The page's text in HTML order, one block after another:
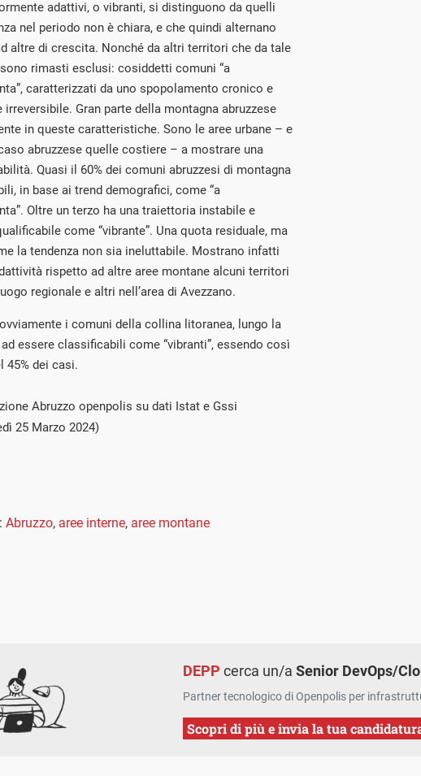
adattivi, o vibranti, si distinguono da quelli
nel periodo non è chiara, e che quindi alternano
altre di crescita. Nonché da altri territori che da tale
rimasti esclusi: cosiddetti comuni “a
caratterizzati da uno spopolamento cronico e
irreversibile. Gran parte della montagna abruzzese
in queste caratteristiche. Sono le aree urbane – e
abruzzese quelle costiere – a mostrare una
Quasi il 60% dei comuni abruzzesi di montagna
in base ai trend demografici, come “a
Oltre un terzo ha una traiettoria instabile e
come “vibrante”. Una quota residuale, ma
la tendenza non sia ineluttabile. Mostrano infatti
rispetto ad altre aree montane alcuni territori
regionale e altri nell’area di Avezzano.
i comuni della collina litoranea, lungo la
essere classificabili come “vibranti”, essendo così
45% dei casi.
Abruzzo openpolis su dati Istat e Gssi
25 Marzo 2024)
Abruzzo, aree interne, aree montane
DEPP cerca un/aSenior DevOps/
Partner tecnologico di Openpolis per
Scopri di più e invia la tua